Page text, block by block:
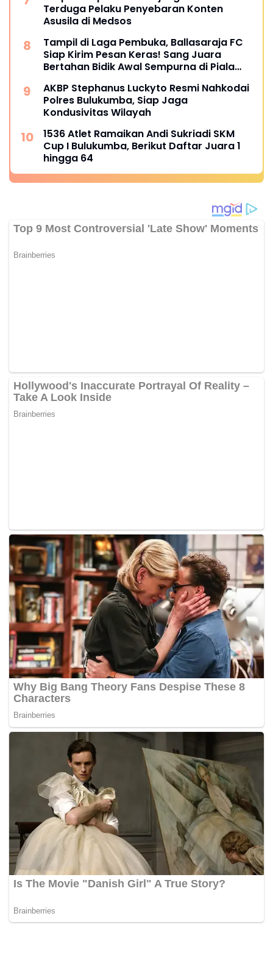
Terduga Pelaku Penyebaran Konten
Asusila di Medsos
Tampil di Laga Pembuka, Ballasaraja FC
Siap Kirim Pesan Keras! Sang Juara
Bertahan Bidik Awal Sempurna di Piala
AKBP Stephanus Luckyto Resmi Nahkodai
Polres Bulukumba, Siap Jaga
Kondusivitas Wilayah
1536 Atlet Ramaikan Andi Sukriadi SKM
Cup I Bulukumba, Berikut Daftar Juara 1
hingga 64